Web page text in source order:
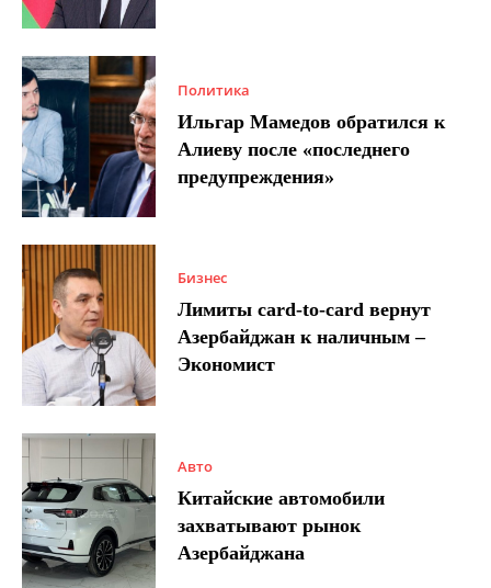
Политика
Ильгар Мамедов обратился к
Алиеву после «последнего
предупреждения»
Бизнес
Лимиты card-to-card вернут
Азербайджан к наличным –
Экономист
Авто
Китайские автомобили
захватывают рынок
Азербайджана